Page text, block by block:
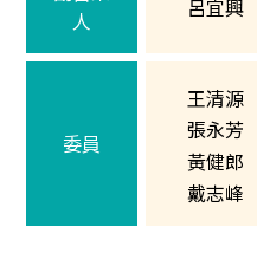
人
呂宜興
委員
王清源
張永芳
黃健郎
戴志峰